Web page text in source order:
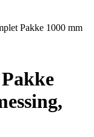
Pakke 1000 mm